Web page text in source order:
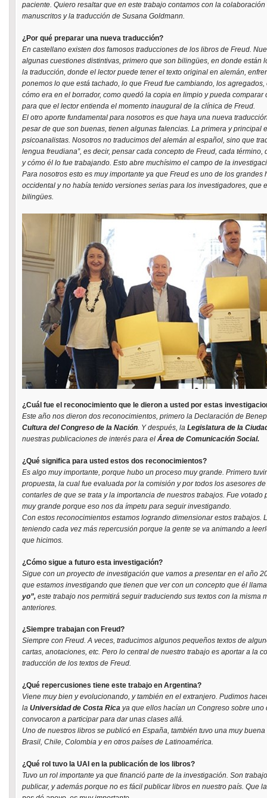
paciente. Quiero resaltar que en este trabajo contamos con la
manuscritos y la traducción de Susana Goldmann.
¿Por qué preparar una nueva traducción?
En castellano existen dos famosos traducciones de los libros de Freud.
algunas cuestiones distintivas, primero que son bilingües, en donde están
la traducción, donde el lector puede tener el texto original en alemán,
ponemos lo que está tachado, lo que Freud fue cambiando, los
cómo era en el borrador, como quedó la copia en limpio y pueda comparar
para que el lector entienda el momento inaugural de la clínica de Freud.
El otro aporte fundamental para nosotros es que haya una nueva
pesar de que son buenas, tienen algunas falencias. La primera y principal
psicoanalistas. Nosotros no traducimos del alemán al español, sino que
lengua freudiana”, es decir, pensar cada concepto de Freud, cada término,
y cómo él lo fue trabajando. Esto abre muchísimo el campo de la
Para nosotros esto es muy importante ya que Freud es uno de los grandes
occidental y no había tenido versiones serias para los investigadores, que
bilingües.
¿Cuál fue el reconocimiento que le dieron a usted por estas
Este año nos dieron dos reconocimientos, primero la Declaración de
Cultura del Congreso de la Nación. Y después, la Legislatura de la
nuestras publicaciones de interés para el Área de Comunicación Social.
¿Qué significa para usted estos dos reconocimientos?
Es algo muy importante, porque hubo un proceso muy grande. Primero
propuesta, la cual fue evaluada por la comisión y por todos los asesores
contarles de que se trata y la importancia de nuestros trabajos. Fue votado
muy grande porque eso nos da ímpetu para seguir investigando.
Con estos reconocimientos estamos logrando dimensionar estos trabajos.
teniendo cada vez más repercusión porque la gente se va animando a
que hicimos.
¿Cómo sigue a futuro esta investigación?
Sigue con un proyecto de investigación que vamos a presentar en el año
que estamos investigando que tienen que ver con un concepto que él
yo”, este trabajo nos permitirá seguir traduciendo sus textos con la misma
anteriores.
¿Siempre trabajan con Freud?
Siempre con Freud. A veces, traducimos algunos pequeños textos de
cartas, anotaciones, etc. Pero lo central de nuestro trabajo es aportar a la
traducción de los textos de Freud.
¿Qué repercusiones tiene este trabajo en Argentina?
Viene muy bien y evolucionando, y también en el extranjero. Pudimos
la Universidad de Costa Ricaya que ellos hacían un Congreso sobre uno
convocaron a participar para dar unas clases allá.
Uno de nuestros libros se publicó en España, también tuvo una muy
Brasil, Chile, Colombia y en otros países de Latinoamérica.
¿Qué rol tuvo la UAI en la publicación de los libros?
Tuvo un rol importante ya que financió parte de la investigación. Son
publicar, y además porque no es fácil publicar libros en nuestro país. Que